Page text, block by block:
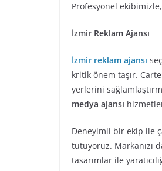
Profesyonel ekibimizle,
İzmir Reklam Ajansı
İzmir reklam ajansı
kritik önem taşır.
yerlerini
medya ajansı
Deneyimli bir ekip ile
tutuyoruz. Markanızı
tasarımlar ile